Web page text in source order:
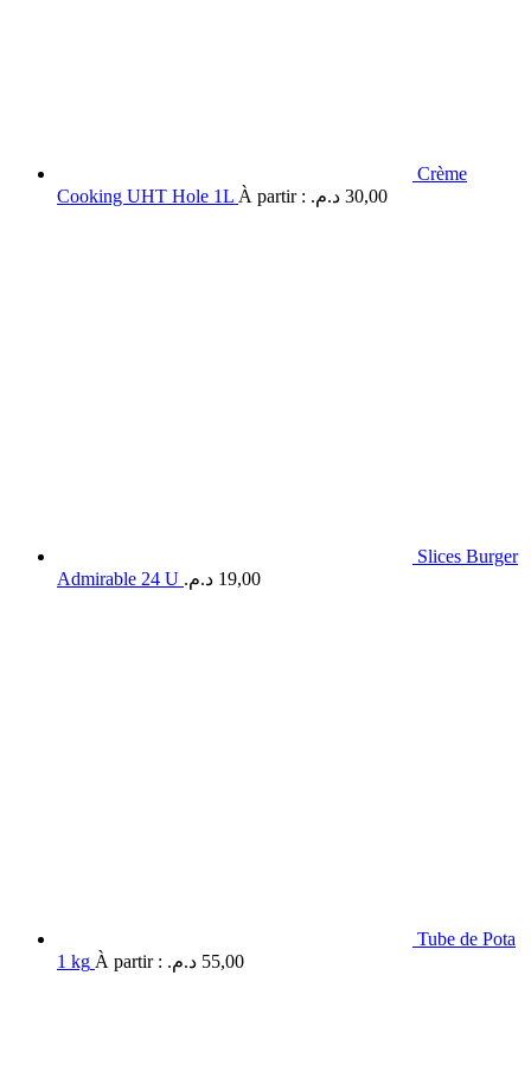
Crème
Cooking UHT Hole 1L À partir : 30,00 د.م.
Slices Burger
Admirable 24 U
19,00 د.م.
Tube de Pota
1 kg À partir : 55,00 د.م.